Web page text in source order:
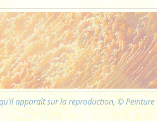
apparaît sur la reproduction, © Peinture